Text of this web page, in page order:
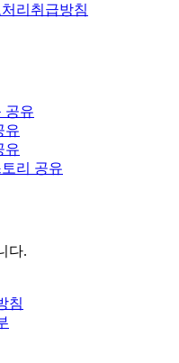
리취급방침
공유
유
유
리 공유
다.
침